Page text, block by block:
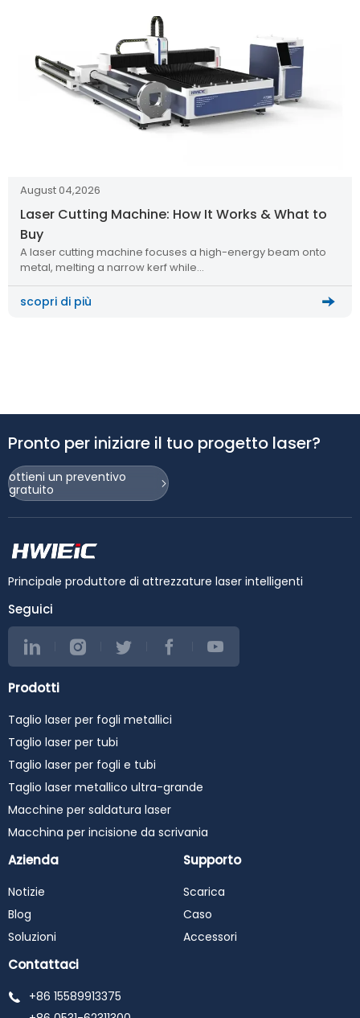
August 04,2026
Laser Cutting Machine: How It Works & What to
Buy
A laser cutting machine focuses a high-energy beam onto
metal, melting a narrow kerf while…
scopri di più
Pronto per iniziare il tuo progetto laser?
ottieni un preventivo
gratuito
Principale produttore di attrezzature laser intelligenti
Seguici
Prodotti
Taglio laser per fogli metallici
Taglio laser per tubi
Taglio laser per fogli e tubi
Taglio laser metallico ultra-grande
Macchine per saldatura laser
Macchina per incisione da scrivania
Azienda
Notizie
Blog
Soluzioni
Supporto
Scarica
Caso
Accessori
Contattaci
+86 15589913375